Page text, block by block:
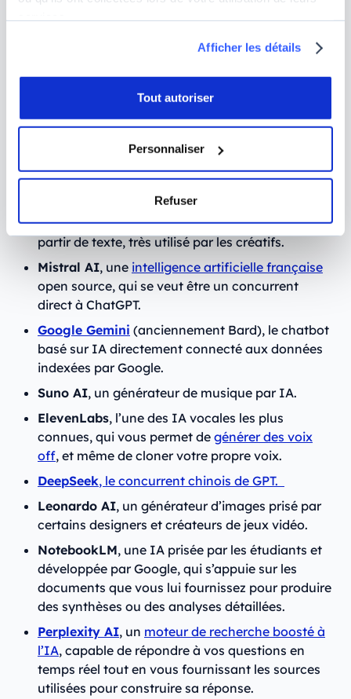
Afficher les détails
Tout autoriser
Personnaliser
Refuser
Quelles sont les IA génératives les
plus connues et les plus utilisées, vous trouverez :
ChatGPT d’OpenAI
, un assistant
conversationnel très utilisé pour générer du
texte, mais qui peut égalementgénérer du code
Midjourney, un générateur d’images par IA à
partir de texte, très utilisé par les créatifs.
Mistral AI, une intelligence artificielle française
open source, qui se veut être un concurrent
direct à ChatGPT.
Google Gemini (anciennement Bard), le chatbot
basé sur IA directement connecté aux données
indexées par Google.
Suno AI, un générateur de musique par IA.
ElevenLabs, l’une des IA vocales les plus
connues, qui vous permet de générer des voix
off, et même de cloner votre propre voix.
DeepSeek, le concurrent chinois de GPT.
Leonardo AI, un générateur d’images prisé par
certains designers et créateurs de jeux vidéo.
NotebookLM, une IA prisée par les étudiants et
développée par Google, qui s’appuie sur les
documents que vous lui fournissez pour produire
des synthèses ou des analyses détaillées.
Perplexity AI, un moteur de recherche boosté à
l’IA, capable de répondre à vos questions en
temps réel tout en vous fournissant les sources
utilisées pour construire sa réponse.